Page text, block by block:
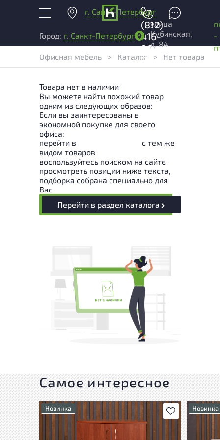
г. Санкт-Петербург
+7
(812)
416-
96-
99
Город: г. Санкт-Петербург
улица
Кубинская,
д. 84
-
Офисная мебель
> Каталог > Нет товара
Товара нет в наличии
Вы можете найти похожий товар
одним из следующих образов:
Если вы заинтересованы в
экономной покупке для своего
офиса:
перейти в
с тем же
видом товаров
воспользуйтесь поиском на сайте
просмотреть позиции ниже текста,
подборка собрана специально для
Вас
Перейти в раздел каталога
Самое интересное
В избранное
Новинка Новинка